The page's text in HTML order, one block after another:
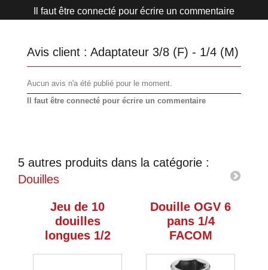
Il faut être connecté pour écrire un commentaire
Avis client : Adaptateur 3/8 (F) - 1/4 (M)
Aucun avis n'a été publié pour le moment.
Il faut être connecté pour écrire un commentaire
5 autres produits dans la catégorie :
Douilles
Jeu de 10
douilles
longues 1/2
Douille OGV 6
pans 1/4
FACOM